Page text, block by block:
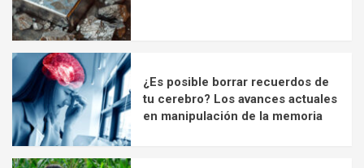
¿Es posible borrar recuerdos de
tu cerebro? Los avances actuales
en manipulación de la memoria